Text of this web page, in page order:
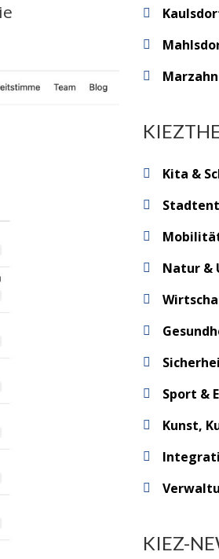
Marzahn
Kita &
Natur &
Sport &
Kunst,
KIEZ-